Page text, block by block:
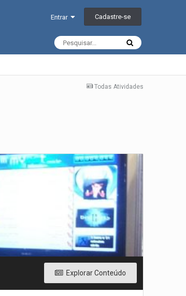
Entrar Cadastre-se
Todas Atividades
Explorar Conteúdo